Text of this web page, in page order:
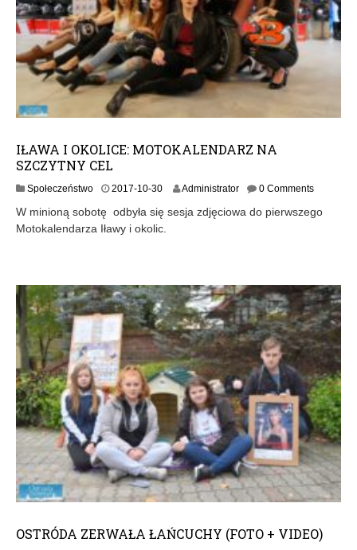
IŁAWA I OKOLICE: MOTOKALENDARZ NA
SZCZYTNY CEL
Społeczeństwo 2017-10-302
1
7
-
3
1
Administrator 0 Comments
W minioną sobotę odbyła się sesja zdjęciowa do pierwszego
Motokalendarza Iławy i okolic.
OSTRÓDA ZERWAŁA ŁAŃCUCHY (FOTO + VIDEO)